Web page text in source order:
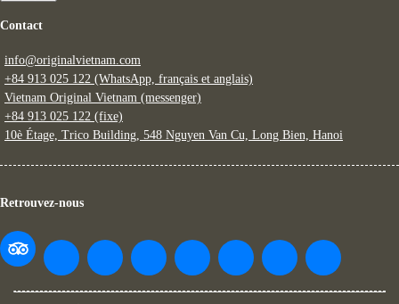
Contact
info@originalvietnam.com
+84 913 025 122 (WhatsApp, français et anglais)
Vietnam Original Vietnam (messenger)
+84 913 025 122 (fixe)
10è Étage, Trico Building, 548 Nguyen Van Cu, Long Bien, Hanoi
Retrouvez-nous